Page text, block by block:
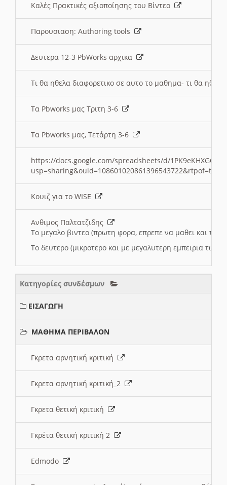
Καλές Πρακτικές αξιοποίησης του Βίντεο
Παρουσιαση: Authoring tools
Δευτερα 12-3 PbWorks αρχικα
Τι θα ηθελα διαφορετικο σε αυτο το μαθημα- τι θα
Τα Pbworks μας Τριτη 3-6
Τα Pbworks μας, Τετάρτη 3-6
https://docs.google.com/spreadsheets/d/
Κουιζ για το WISE
Ανθιμος Παλτατζιδης
Το μεγαλο βιντεο (πρωτη φορα, επρεπε να μαθει και το
Το δευτερο (μικροτερο και με μεγαλυτερη εμπειρια
Κατηγορίες συνδέσμων
ΕΙΣΑΓΩΓΗ
ΜΑΘΗΜΑ ΠΕΡΙΒΑΛΟΝ
Γκρετα αρνητική κριτική
Γκρετα αρνητική κριτική_2
Γκρετα θετική κριτική
Γκρέτα θετική κριτική 2
Edmodo